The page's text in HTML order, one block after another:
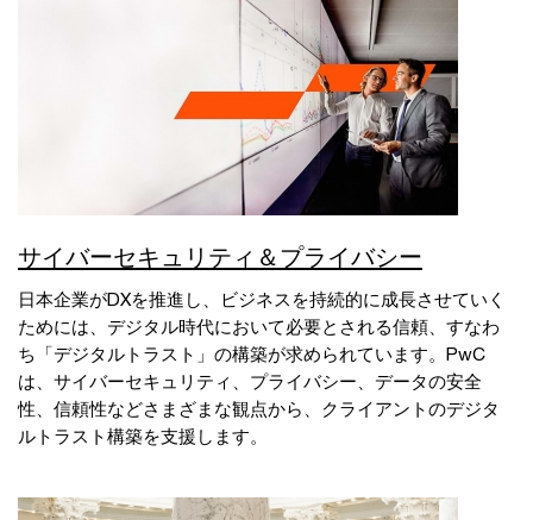
サイバーセキュリティ＆プライバシー
日本企業がDXを推進し、ビジネスを持続的に成長させていく
ためには、デジタル時代において必要とされる信頼、すなわ
ち「デジタルトラスト」の構築が求められています。PwC
は、サイバーセキュリティ、プライバシー、データの安全
性、信頼性などさまざまな観点から、クライアントのデジタ
ルトラスト構築を支援します。